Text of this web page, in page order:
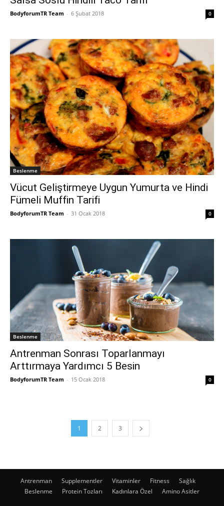
BodyforumTR Team - 6 Şubat 2018 0
Beslenme
Vücut Geliştirmeye Uygun Yumurta ve Hindi
Fümeli Muffin Tarifi
BodyforumTR Team - 31 Ocak 2018 0
Beslenme
Antrenman Sonrası Toparlanmayı
Arttırmaya Yardımcı 5 Besin
BodyforumTR Team - 15 Ocak 2018 0
1 2 3
Antrenman Supplementler Vitaminler Fitness
Sağlık
Beslenme
Protein Tozları Kadınlara Özel Amino Asitler